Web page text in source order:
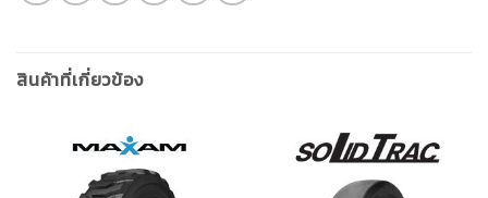
สินค้าที่เกี่ยวข้อง